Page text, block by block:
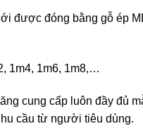
được đóng bằng gỗ ép
1m4, 1m6, 1m8,…
cung cấp luôn đầy đủ
cầu từ người tiêu dùng.